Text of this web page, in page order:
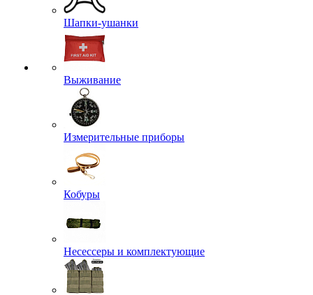
Шапки-ушанки
Выживание
Измерительные приборы
Кобуры
Несессеры и комплектующие